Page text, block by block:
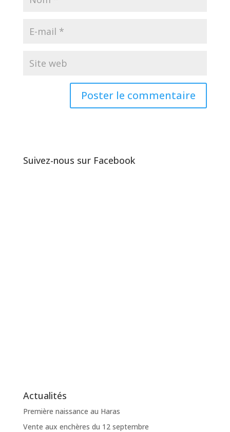
Suivez-nous sur Facebook
Actualités
Première naissance au Haras
Vente aux enchères du 12 septembre